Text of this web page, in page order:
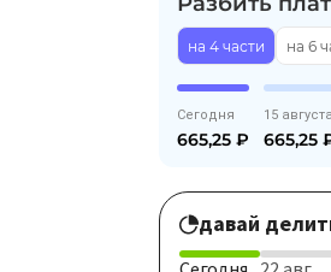
на 4 части на 6
Сегодня
665,25 ₽
15 августа
665,25
давай